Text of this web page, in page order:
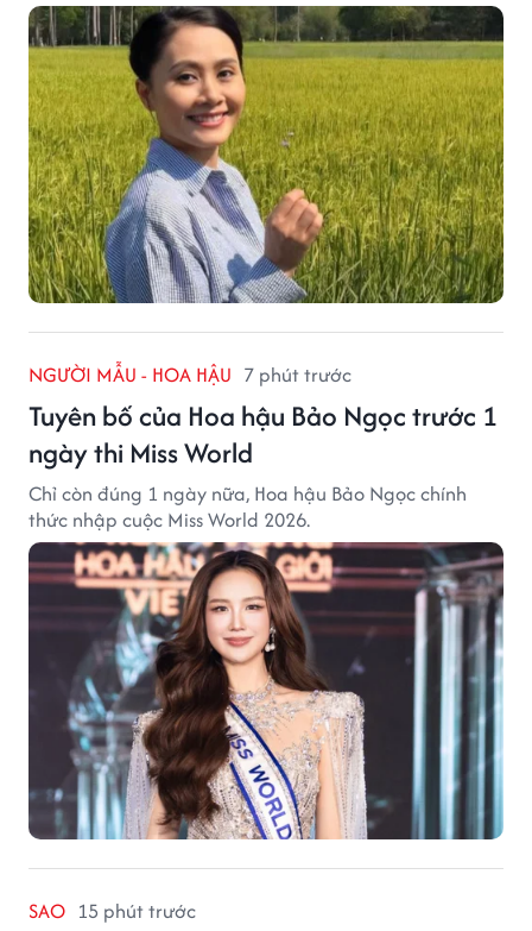
NGƯỜI MẪU - HOA HẬU 7 phút trước
Tuyên bố của Hoa hậu Bảo Ngọc trước 1
ngày thi Miss World
Chỉ còn đúng 1 ngày nữa, Hoa hậu Bảo Ngọc chính
thức nhập cuộc Miss World 2026.
SAO 15 phút trước